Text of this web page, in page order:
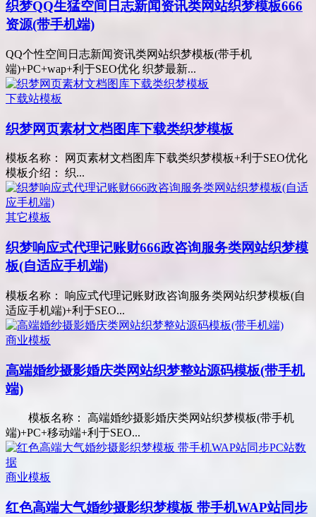
织梦QQ生猛空间日志新闻资讯类网站织梦模板666
资源(带手机端)
QQ个性空间日志新闻资讯类网站织梦模板(带手机
端)+PC+wap+利于SEO优化 织梦最新...
下载站模板
织梦网页素材文档图库下载类织梦模板
模板名称： 网页素材文档图库下载类织梦模板+利于SEO优化
模板介绍： 织...
其它模板
织梦响应式代理记账财666政咨询服务类网站织梦模
板(自适应手机端)
模板名称： 响应式代理记账财政咨询服务类网站织梦模板(自
适应手机端)+利于SEO...
商业模板
高端婚纱摄影婚庆类网站织梦整站源码模板(带手机
端)
模板名称： 高端婚纱摄影婚庆类网站织梦模板(带手机
端)+PC+移动端+利于SEO...
商业模板
红色高端大气婚纱摄影织梦模板 带手机WAP站同步